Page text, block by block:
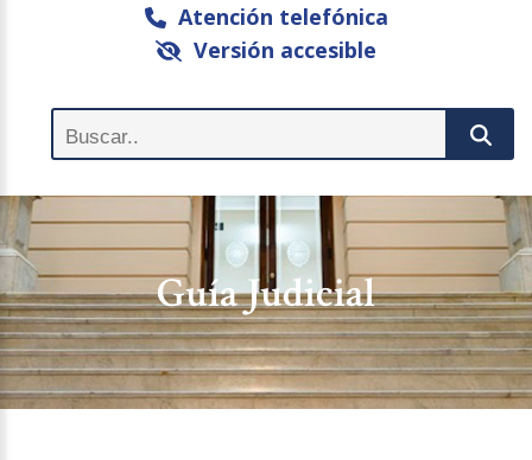
Atención telefónica
Versión accesible
Guía Judicial